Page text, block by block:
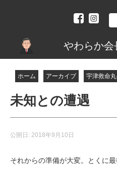
やわらか会
ホーム アーカイブ 宇津救命
未知との遭遇
公開日: 2018年9月10日
それからの準備が大変。とくに